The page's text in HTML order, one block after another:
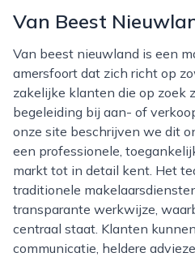
Van Beest
Van beest nieuwland is een makelaarskantoor in
amersfoort dat zich richt op
zakelijke klanten die op zoek
begeleiding bij aan- of
onze site beschrijven we dit
een professionele,
markt tot in detail kent. Het
traditionele
transparante werkwijze,
centraal staat. Klanten
communicatie, heldere